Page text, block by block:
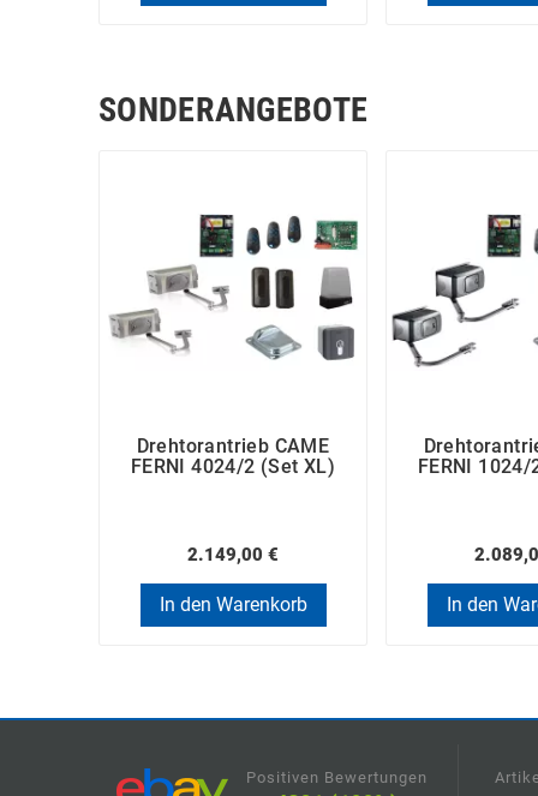
SONDERANGEBOTE
Drehtorantrieb CAME
FERNI 4024/2 (Set XL)
2.149,00 €
In den Warenkorb
FERNI
In den
Positiven Bewertungen